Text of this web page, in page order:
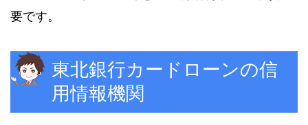
要です。
東北銀行カードローンの信
用情報機関